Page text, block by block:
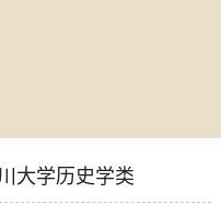
大学历史学类